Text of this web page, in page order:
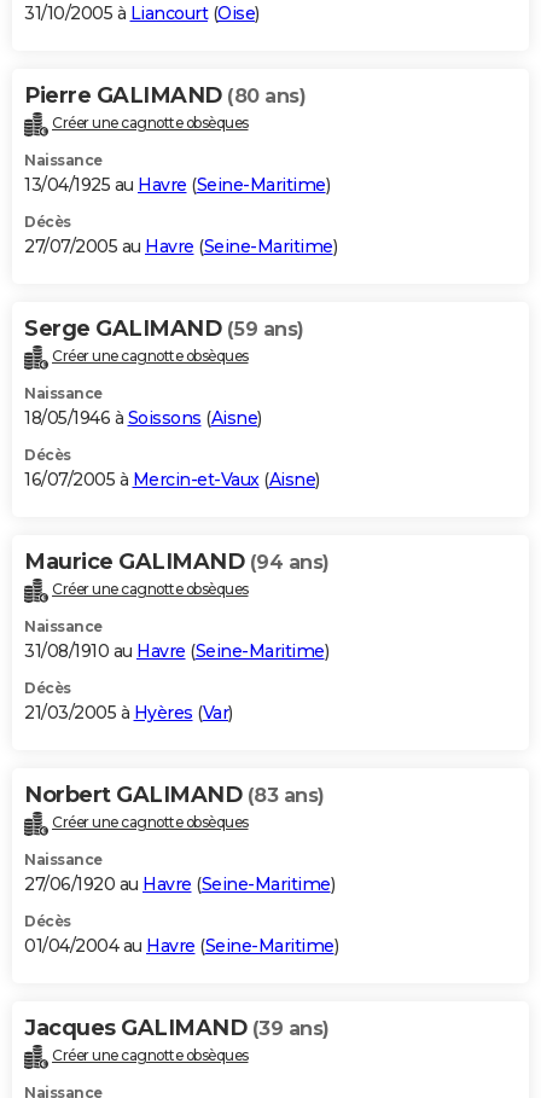
31/10/2005 à Liancourt(Oise)
Pierre GALIMAND (80 ans)
Créer une cagnotte obsèques
Naissance
13/04/1925 au Havre (Seine-Maritime)
Décès
27/07/2005 au Havre (Seine-Maritime)
Serge GALIMAND (59 ans)
Créer une cagnotte obsèques
Naissance
18/05/1946 à Soissons (Aisne)
Décès
16/07/2005 à Mercin-et-Vaux(Aisne)
Maurice GALIMAND (94 ans)
Créer une cagnotte obsèques
Naissance
31/08/1910 au Havre (Seine-Maritime)
Décès
21/03/2005 à Hyères (Var)
Norbert GALIMAND (83 ans)
Créer une cagnotte obsèques
Naissance
27/06/1920 au Havre (Seine-Maritime)
Décès
01/04/2004 au Havre (Seine-Maritime)
Jacques GALIMAND (39 ans)
Créer une cagnotte obsèques
Naissance